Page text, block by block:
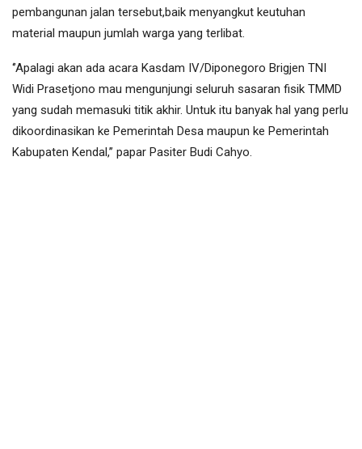
pembangunan jalan tersebut,baik menyangkut keutuhan
material maupun jumlah warga yang terlibat.
‘’Apalagi akan ada acara Kasdam IV/Diponegoro Brigjen TNI
Widi Prasetjono mau mengunjungi seluruh sasaran fisik TMMD
yang sudah memasuki titik akhir. Untuk itu banyak hal yang perlu
dikoordinasikan ke Pemerintah Desa maupun ke Pemerintah
Kabupaten Kendal,’’ papar Pasiter Budi Cahyo.